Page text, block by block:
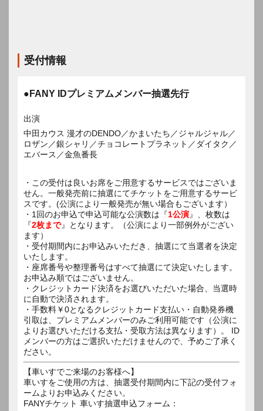
受付情報
●FANY IDプレミアムメンバー抽選先行
出演
中田カウス 漫才のDENDO／かまいたち／ジャルジャル／
ロザン／銀シャリ／チョコレートプラネット／ダイタク／
エバース／金魚番長
・この受付は良いお席をご用意するサービスではございま
せん。一般発売前に抽選にてチケットをご用意するサービ
スです。(公演により一般発売が無い場合もございます）
・1回のお申込で申込可能な公演数は『1公演』、枚数は
『2枚まで』となります。（公演により一部例外がござい
ます）
・受付期間内にお申込みいただき、抽選にて当選者を決定
いたします。
・座席番号や整理番号はすべて抽選にて決定いたします。
お申込み順ではございません。
・クレジットカード決済をお選びいただいた場合、当選時
に自動で決済されます。
・手数料￥0となるクレジットカード支払い・自動発券機
引取は、プレミアムメンバーのみご利用可能です（公演に
よりお選びいただける支払・受取方法は異なります）。 ID
メンバーの方はご選択いただけませんので、予めご了承く
ださい。
【車いすでご来場のお客様へ】
車いすをご使用の方は、抽選受付期間内に下記の受付フォ
ームよりお申込みください。
FANYチケット 車いす抽選申込フォーム：